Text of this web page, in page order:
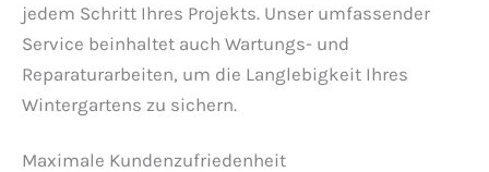
jedem Schritt Ihres Projekts. Unser umfassender
Service beinhaltet auch Wartungs- und
Reparaturarbeiten, um die Langlebigkeit Ihres
Wintergartens zu sichern.
Maximale Kundenzufriedenheit